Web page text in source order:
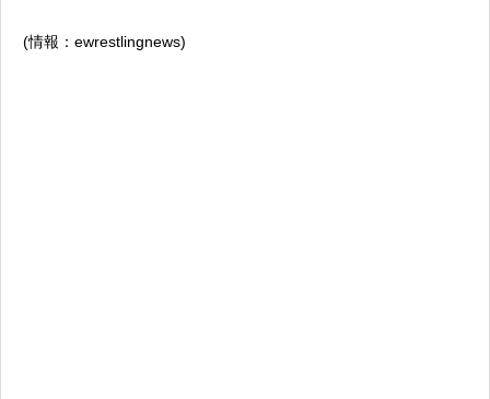
(情報：ewrestlingnews)